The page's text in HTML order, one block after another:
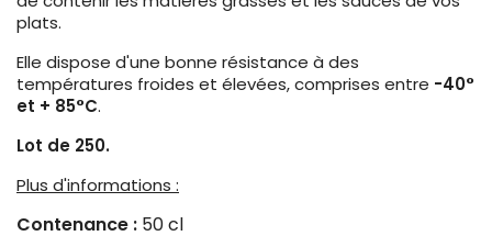
plats.
Elle dispose d'une bonne résistance à des
températures froides et élevées, comprises entre -40°
et + 85°C.
Lot de 250.
Plus d'informations :
Contenance : 50 cl